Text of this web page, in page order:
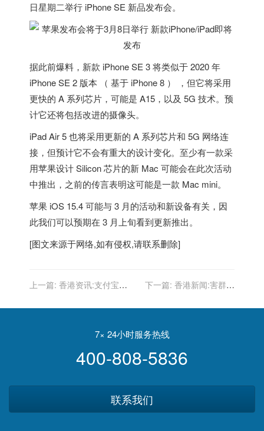
日星期二举行 iPhone SE 新品发布会。
据此前爆料，新款 iPhone SE 3 将类似于 2020 年
iPhone SE 2 版本 （ 基于 iPhone 8 ） ，但它将采用
更快的 A 系列芯片，可能是 A15，以及 5G 技术。预
计它还将包括改进的摄像头。
iPad Air 5 也将采用更新的 A 系列芯片和 5G 网络连
接，但预计它不会有重大的设计变化。至少有一款采
用苹果设计 Silicon 芯片的新 Mac 可能会在此次活动
中推出，之前的传言表明这可能是一款 Mac mini。
苹果 iOS 15.4 可能与 3 月的活动和新设备有关，因
此我们可以预期在 3 月上旬看到更新推出。
[图文来源于网络,如有侵权,请联系删除]
上一篇: 香港资讯:支付宝公
万奖励球员 300万奖励教练
下一篇: 香港新闻:害群之
力｜陳仕娜
7× 24小时服务热线
400-808-5836
联系我们